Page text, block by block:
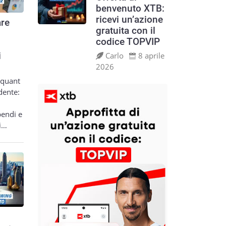
e
benvenuto XTB:
ricevi un’azione
gratuita con il
codice TOPVIP
Carlo
8 aprile
2026